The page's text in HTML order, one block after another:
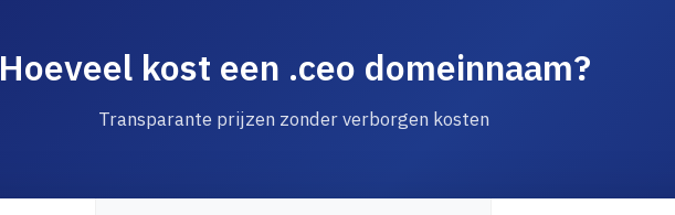
Hoeveel kost een .ceo domeinnaam?
Transparante prijzen zonder verborgen kosten